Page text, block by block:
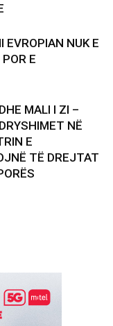
EVROPIAN NUK E
E
MALI I ZI –
NË
E
TË DREJTAT